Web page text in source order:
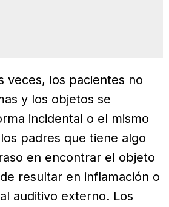
veces, los pacientes no
y los objetos se
incidental o el mismo
padres que tiene algo
en encontrar el objeto
resultar en inflamación o
auditivo externo. Los